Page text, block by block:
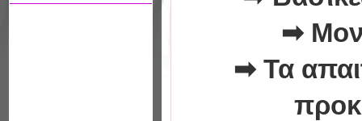
➡
➡ Τα